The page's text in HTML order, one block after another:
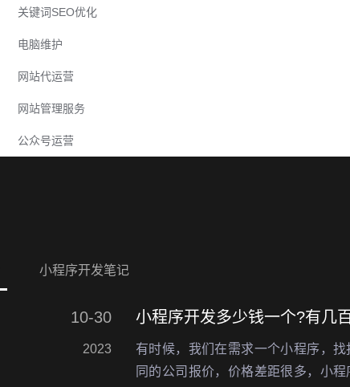
关键词SEO优化
电脑维护
网站代运营
网站管理服务
公众号运营
小程序开发笔记
10-30
2023
有时候，我们在需求一个小程序，
同的公司报价，价格差距很多，小程